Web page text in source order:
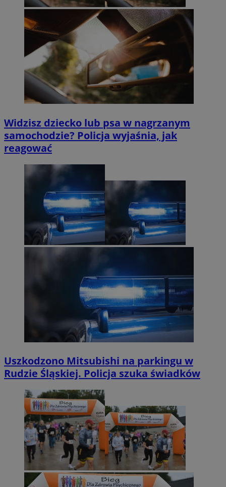
Widzisz dziecko lub psa w nagrzanym
samochodzie? Policja wyjaśnia, jak
reagować
Uszkodzono Mitsubishi na parkingu w
Rudzie Śląskiej. Policja szuka świadków